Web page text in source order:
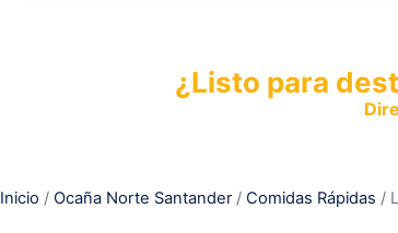
¿Listo para
Inicio / Ocaña Norte Santander/ Comidas Rápidas /